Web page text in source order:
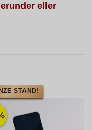
eller
STAND!